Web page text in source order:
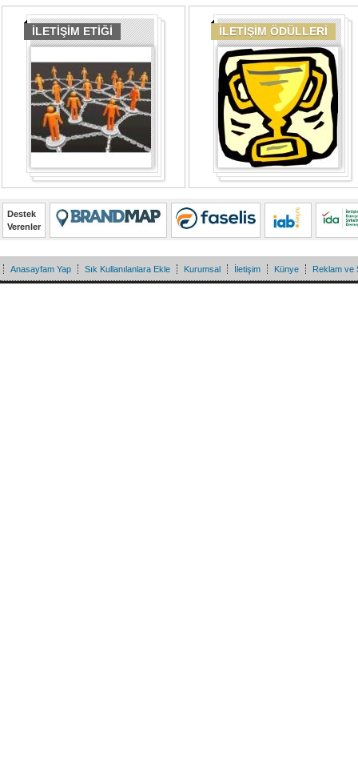
İLETİŞİM ETİĞİ İLETİŞİM ÖDÜLLERİ
Destek
Verenler
Anasayfam Yap Sık Kullanılanlara Ekle Kurumsal İletişim Künye Reklam ve